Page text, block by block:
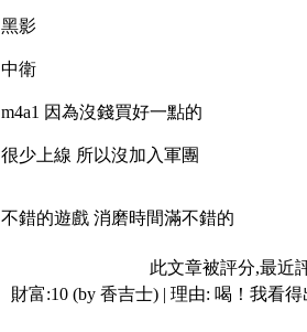
黑影
中衛
m4a1 因為沒錢買好一點的
很少上線 所以沒加入軍團
不錯的遊戲 消磨時間滿不錯的
此文章被評分,最近
財富:10 (by 香吉士) | 理由: 喝！我看